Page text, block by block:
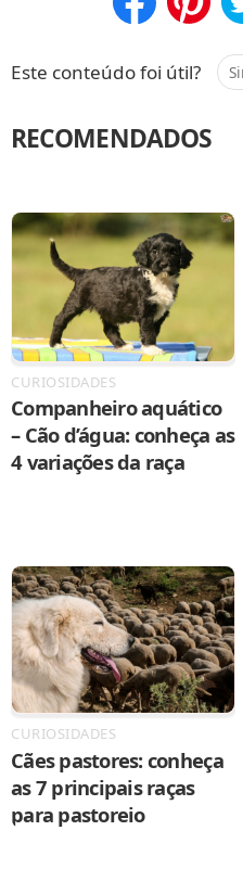
Este conteúdo foi útil?
RECOMENDADOS
CURIOSIDADES
Companheiro aquático
– Cão d’água: conheça as
4 variações da raça
CURIOSIDADES
Cães pastores: conheça
as 7 principais raças
para pastoreio